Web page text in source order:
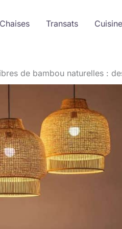
Transats
de bambou naturelles :